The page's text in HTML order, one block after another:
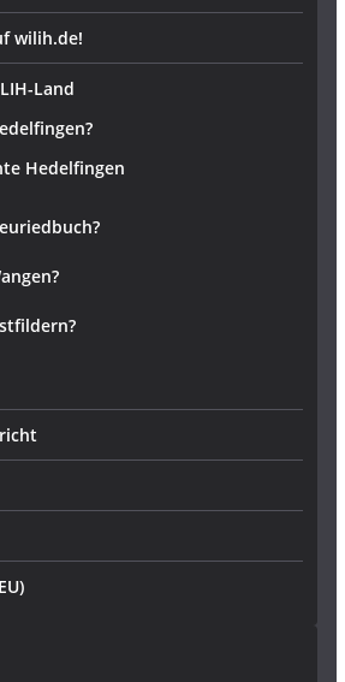
wilih.de!
Land
Hedelfingen